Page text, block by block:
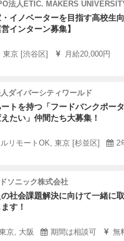
法人ETIC. MAKERS
イノベーターを目指す高校生
インターン募集】
東京 [渋谷区]
月給20,000円
ダイバーシティワールド
トを持つ「フードバンクポー
たい」仲間たち大募集！
リモートOK, 東京 [杉並区]
2
ソニック株式会社
の社会課題解決に向けて一緒に
す！
京, 大阪 期間は相談可 無